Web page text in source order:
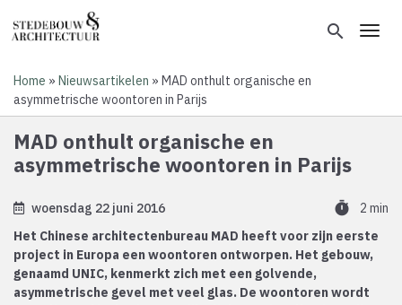
en
naar
inhoud
gaan
search
Kruimelpad
Home Nieuwsartikelen
MAD onthult organische en
asymmetrische woontoren in Parijs
MAD onthult organische en
asymmetrische woontoren in Parijs
woensdag 22 juni 2016 timer
2 min
Het Chinese architectenbureau MAD heeft voor zijn eerste
project in Europa een woontoren ontworpen. Het gebouw,
genaamd UNIC, kenmerkt zich met een golvende,
asymmetrische gevel met veel glas. De woontoren wordt